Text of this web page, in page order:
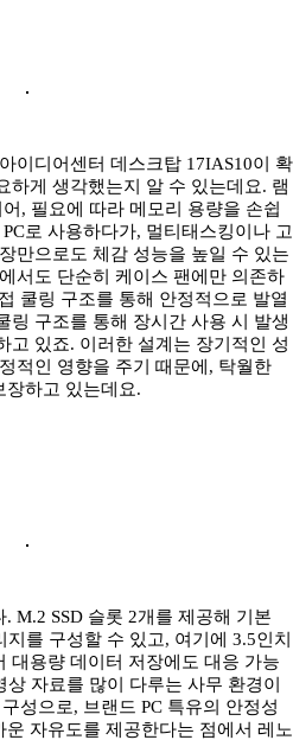
이디어센터 데스크탑 17IAS10이 확
하게 생각했는지 알 수 있는데요. 램
, 필요에 따라 메모리 용량을 손쉽
로 사용하다가, 멀티태스킹이나 고
만으로도 체감 성능을 높일 수 있는
서도 단순히 케이스 팬에만 의존하
쿨링 구조를 통해 안정적으로 발열
링 구조를 통해 장시간 사용 시 발생
고 있죠. 이러한 설계는 장기적인 성
적인 영향을 주기 때문에, 탁월한
장하고 있는데요.
M.2 SSD 슬롯 2개를 제공해 기본
를 구성할 수 있고, 여기에 3.5인치
대용량 데이터 저장에도 대응 가능
자료를 많이 다루는 사무 환경이
성으로, 브랜드 PC 특유의 안정성
자유도를 제공한다는 점에서 레노